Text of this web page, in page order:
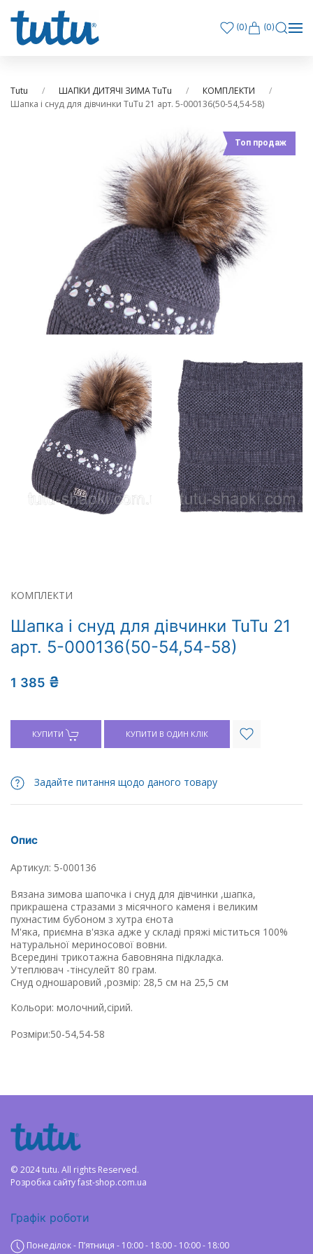
(0) (0)
Tutu ШАПКИ ДИТЯЧІ ЗИМА TuTu
КОМПЛЕКТИ
Шапка і снуд для дівчинки TuTu 21 арт. 5-000136(50-54,54-58)
Топ продаж
КОМПЛЕКТИ
Шапка і снуд для дівчинки TuTu 21
арт. 5-000136(50-54,54-58)
1 385 ₴
КУПИТИ КУПИТИ В ОДИН КЛІК
Задайте питання щодо даного товару
Опис
Артикул: 5-000136
Вязана зимова шапочка і снуд для дівчинки ,шапка,
прикрашена стразами з місячного каменя і великим
пухнастим бубоном з хутра єнота
М'яка, приємна в'язка адже у складі пряжі міститься 100%
натуральної мериносової вовни.
Всередині трикотажна бавовняна підкладка.
Утеплювач -тінсулейт 80 грам.
Снуд одношаровий ,розмір: 28,5 см на 25,5 см
Кольори: молочний,сірий.
Розміри:50-54,54-58
© 2024 tutu. All rights Reserved.
Розробка сайтуfast-shop.com.ua
Графік роботи
Понеділок - Пʼятниця - 10:00 - 18:00 - 10:00 - 18:00